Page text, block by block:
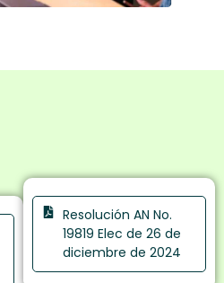
Resolución AN No.
19819 Elec de 26 de
diciembre de 2024